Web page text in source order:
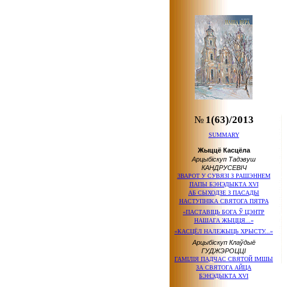
№ 1(63)/2013
SUMMARY
Жыццё Касцёла
Арцыбіскуп Тадэвуш
КАНДРУСЕВІЧ
ЗВАРОТ У СУВЯЗІ З РАШЭННЕМ
ПАПЫ БЭНЭДЫКТА XVI
АБ СЫХОДЗЕ З ПАСАДЫ
НАСТУПНІКА СВЯТОГА ПЯТРА
«ПАСТАВІЦЬ БОГА Ў ЦЭНТР
НАШАГА ЖЫЦЦЯ...»
«КАСЦЁЛ НАЛЕЖЫЦЬ ХРЫСТУ...»
Арцыбіскуп Клаўдыё
ГУДЖЭРОЦЦІ
ГАМІЛІЯ ПАДЧАС СВЯТОЙ ІМШЫ
ЗА СВЯТОГА АЙЦА
БЭНЭДЫКТА XVI